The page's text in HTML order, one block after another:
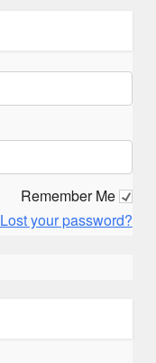
Remember Me
Lost your password?